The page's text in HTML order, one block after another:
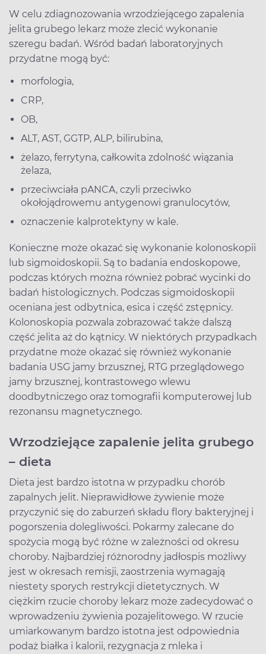
W celu zdiagnozowania wrzodziejącego zapalenia
jelita grubego lekarz może zlecić wykonanie
szeregu badań. Wśród badań laboratoryjnych
przydatne mogą być:
morfologia,
CRP,
OB,
ALT, AST, GGTP, ALP, bilirubina,
żelazo, ferrytyna, całkowita zdolność wiązania
żelaza,
przeciwciała pANCA, czyli przeciwko
okołojądrowemu antygenowi granulocytów,
oznaczenie kalprotektyny w kale.
Konieczne może okazać się wykonanie kolonoskopii
lub sigmoidoskopii. Są to badania endoskopowe,
podczas których można również pobrać wycinki do
badań histologicznych. Podczas sigmoidoskopii
oceniana jest odbytnica, esica i część zstępnicy.
Kolonoskopia pozwala zobrazować także dalszą
część jelita aż do kątnicy. W niektórych przypadkach
przydatne może okazać się również wykonanie
badania USG jamy brzusznej, RTG przeglądowego
jamy brzusznej, kontrastowego wlewu
doodbytniczego oraz tomografii komputerowej lub
rezonansu magnetycznego.
Wrzodziejące zapalenie jelita grubego
– dieta
Dieta jest bardzo istotna w przypadku chorób
zapalnych jelit. Nieprawidłowe żywienie może
przyczynić się do zaburzeń składu flory bakteryjnej i
pogorszenia dolegliwości. Pokarmy zalecane do
spożycia mogą być różne w zależności od okresu
choroby. Najbardziej różnorodny jadłospis możliwy
jest w okresach remisji, zaostrzenia wymagają
niestety sporych restrykcji dietetycznych. W
ciężkim rzucie choroby lekarz może zadecydować o
wprowadzeniu żywienia pozajelitowego. W rzucie
umiarkowanym bardzo istotna jest odpowiednia
podaż białka i kalorii, rezygnacja z mleka i